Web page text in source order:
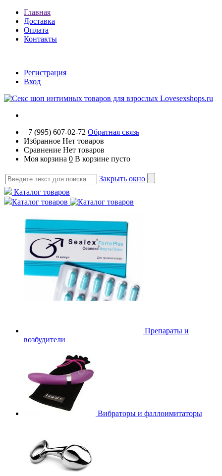
Главная
Доставка
Оплата
Контакты
Регистрация
Вход
+7 (995) 607-02-72 Обратная связь
Избранное Нет товаров
Сравнение Нет товаров
Моя корзина 0 В корзине пусто
Закрыть окно
Каталог товаров
Каталог товаров
Препараты и
возбудители
Вибраторы и фаллоимитаторы